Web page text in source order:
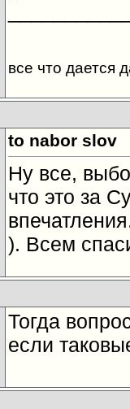
все что дается
to nabor slov
Ну все,
что это за
). Всем
Тогда
если